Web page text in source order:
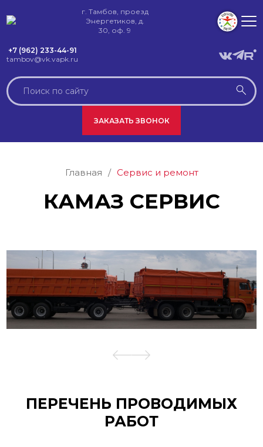
г. Тамбов, проезд
Энергетиков, д.
30, оф. 9
+7 (962) 233-44-91
tambov@vk.vapk.ru
ЗАКАЗАТЬ ЗВОНОК
Главная / Сервис и ремонт
КАМАЗ СЕРВИС
ПЕРЕЧЕНЬ ПРОВОДИМЫХ
РАБОТ